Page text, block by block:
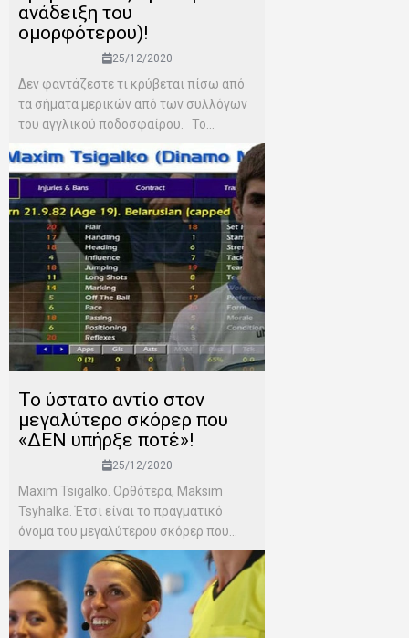
ανάδειξη του
ομορφότερου)!
25/12/2020
Δεν φαντάζεστε τι κρύβεται πίσω από
τα σήματα μερικών από των συλλόγων
του αγγλικού ποδοσφαίρου. Το...
Το ύστατο αντίο στον
μεγαλύτερο σκόρερ που
«ΔΕΝ υπήρξε ποτέ»!
25/12/2020
Maxim Tsigalko. Ορθότερα, Maksim
Tsyhalka. Έτσι είναι το πραγματικό
όνομα του μεγαλύτερου σκόρερ που...